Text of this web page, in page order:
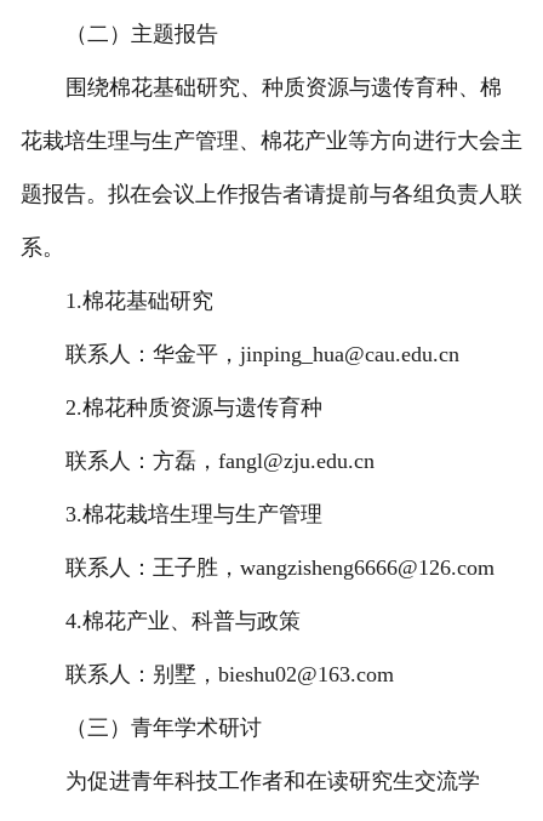
（二）主题报告
围绕棉花基础研究、种质资源与遗传育种、棉
花栽培生理与生产管理、棉花产业等方向进行大会主
题报告。拟在会议上作报告者请提前与各组负责人联
系。
1.棉花基础研究
联系人：华金平，jinping_hua@cau.edu.cn
2.棉花种质资源与遗传育种
联系人：方磊，fangl@zju.edu.cn
3.棉花栽培生理与生产管理
联系人：王子胜，wangzisheng6666@126.com
4.棉花产业、科普与政策
联系人：别墅，bieshu02@163.com
（三）青年学术研讨
为促进青年科技工作者和在读研究生交流学